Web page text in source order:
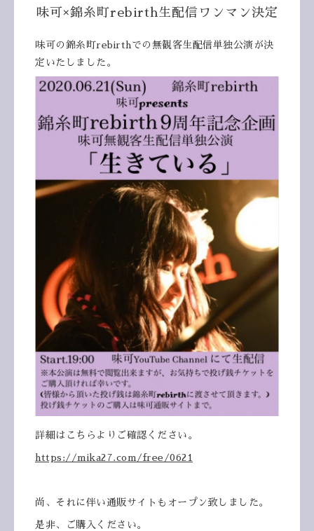
味可×錦糸町rebirth生配信ワンマン決定
味可の錦糸町rebirthでの無観客生配信単独公演が決
定いたしました。
詳細はこちらよりご確認ください。
https://mika27.com/free/0621
尚、それに伴い通販サイトもオープン致しました。
是非、ご購入ください。